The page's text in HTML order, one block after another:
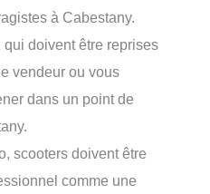
à Cabestany.
doivent être reprises
vendeur ou vous
dans un point de
scooters doivent être
comme une